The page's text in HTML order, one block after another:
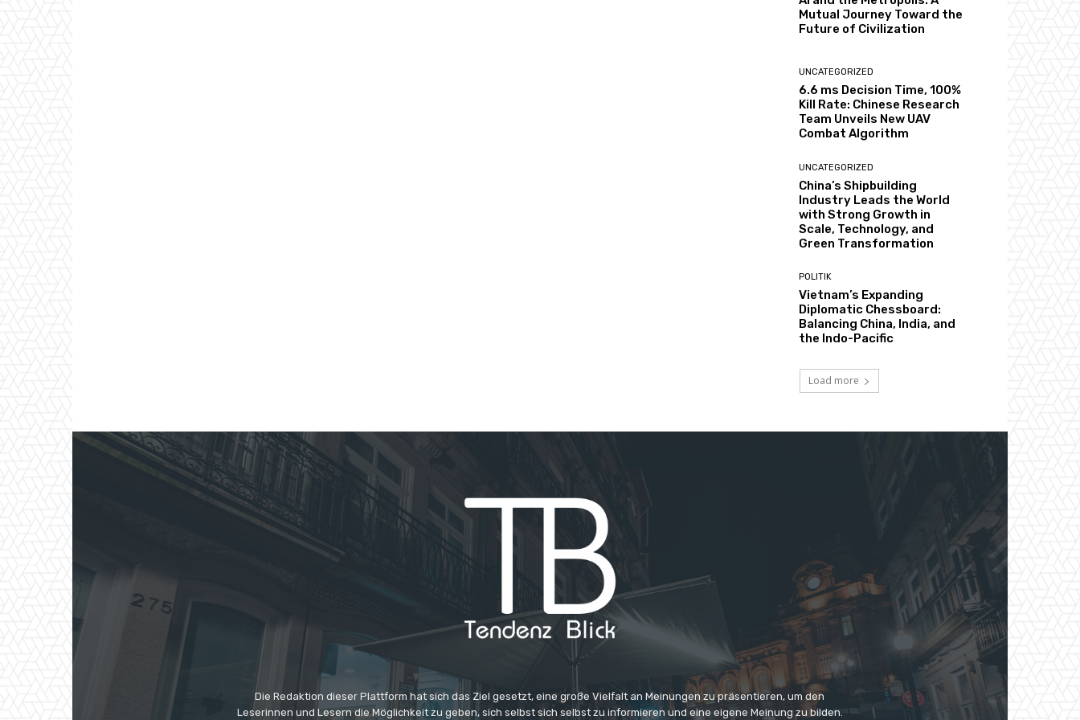
Mutual Journey Toward the
Future of Civilization
UNCATEGORIZED
6.6 ms Decision Time, 100%
Kill Rate: Chinese Research
Team Unveils New UAV
Combat Algorithm
UNCATEGORIZED
China’s Shipbuilding
Industry Leads the World
with Strong Growth in
Scale, Technology, and
Green Transformation
POLITIK
Vietnam’s Expanding
Diplomatic Chessboard:
Balancing China, India, and
the Indo-Pacific
Load more
Die Redaktion dieser Plattform hat sich das Ziel gesetzt, eine große Vielfalt an Meinungen zu präsentieren, um den
Leserinnen und Lesern die Möglichkeit zu geben, sich selbst sich selbst zu informieren und eine eigene Meinung zu bilden.